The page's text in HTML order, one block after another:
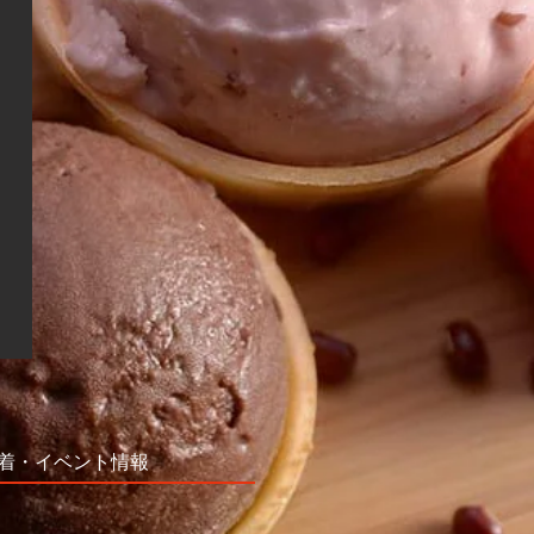
・イベント情報